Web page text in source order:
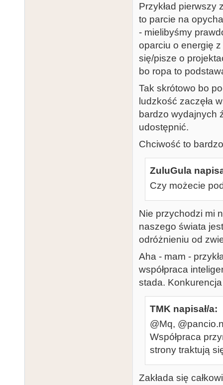
Przykład pierwszy
to parcie na
- mielibyśmy
oparciu o energię
się/pisze o
bo ropa to
Tak skrótowo bo
ludzkość zaczęła
bardzo wydajnych
udostępnić.
Chciwość to
ZuluGula
Czy możecie
Nie przychodzi mi
naszego świata
odróżnieniu od
Aha - mam -
współpraca
stada.
TMK napisał/a:
@Mq,
Współpraca
strony traktują
Zakłada się